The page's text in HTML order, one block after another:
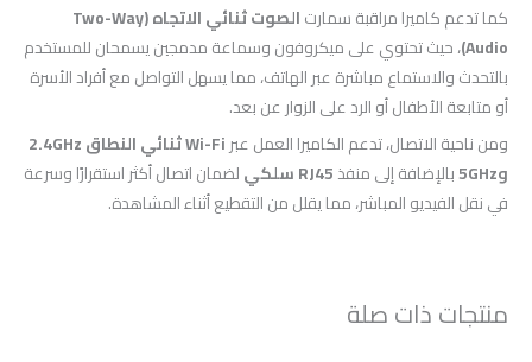
كما تدعم كاميرا مراقبة سمارت
الصوت ثنائي الاتجاه (Two-Way
Audio)، حيث تحتوي على ميكروفون وسماعة مدمجين يسمحان للمستخدم
بالتحدث والاستماع مباشرة عبر الهاتف، مما يسهل التواصل مع أفراد الأسرة
أو متابعة الأطفال أو الرد على الزوار عن بعد.
ومن ناحية الاتصال، تدعم الكاميرا العمل عبر
Wi-Fi ثنائي النطاق 2.4GHz
و5GHz
بالإضافة إلى منفذRJ45 سلكي
لضمان اتصال أكثر استقرارًا وسرعة
في نقل الفيديو المباشر، مما يقلل من التقطيع أثناء المشاهدة.
منتجات ذات صلة